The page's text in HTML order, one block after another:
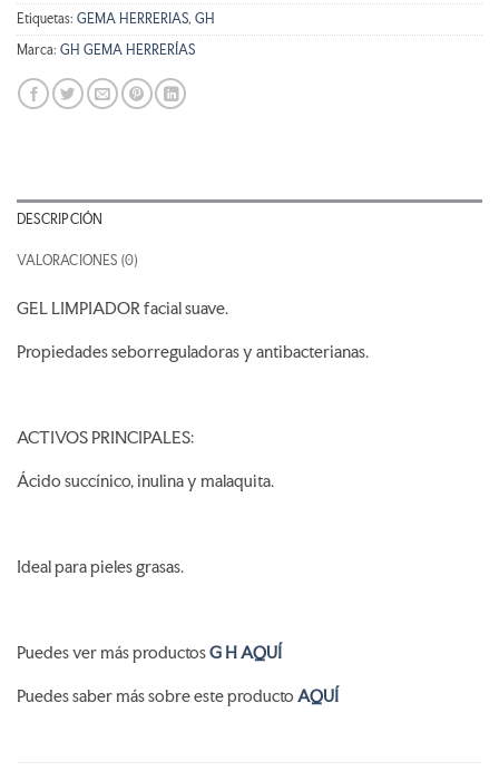
Etiquetas: GEMA HERRERIAS, GH
Marca: GH GEMA HERRERÍAS
DESCRIPCIÓN
VALORACIONES (0)
GEL LIMPIADOR facial suave.
Propiedades seborreguladoras y antibacterianas.
ACTIVOS PRINCIPALES:
Ácido succínico, inulina y malaquita.
Ideal para pieles grasas.
Puedes ver más productosG H AQUÍ
Puedes saber más sobre este producto AQUÍ